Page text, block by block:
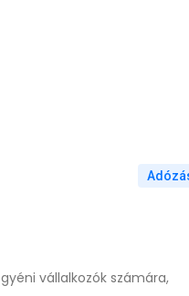
vállalkozók számára,